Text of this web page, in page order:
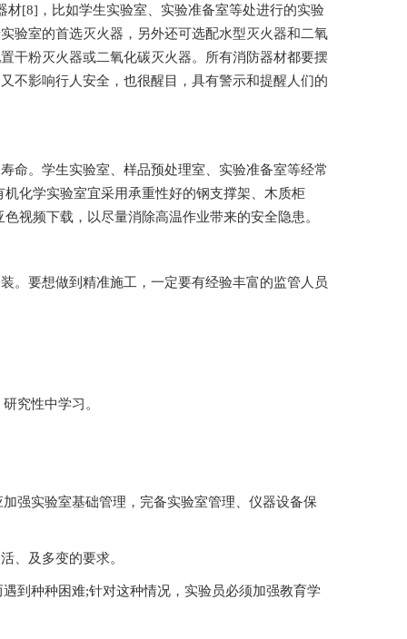
，比如学生实验室、实验准备室等处进行的实验
验室的首选灭火器，另外还可选配水型灭火器和二氧
干粉灭火器或二氧化碳灭火器。所有消防器材都要摆
影响行人安全，也很醒目，具有警示和提醒人们的
。学生实验室、样品预处理室、实验准备室等经常
机化学实验室宜采用承重性好的钢支撑架、木质柜
频下载，以尽量消除高温作业带来的安全隐患。
。要想做到精准施工，一定要有经验丰富的监管人员
性中学习。
强实验室基础管理，完备实验室管理、仪器设备保
、及多变的要求。
遇到种种困难;针对这种情况，实验员必须加强教育学